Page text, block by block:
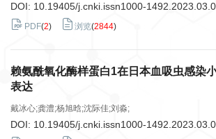
DOI: 10.19405/j.cnki.issn1000-
PDF(2) 浏览(2844)
赖氨酰氧化酶样蛋白1在日本血吸虫感染
表达
戴冰心;龚澧;杨旭晗;沈际佳;刘淼;
DOI: 10.19405/j.cnki.issn1000-